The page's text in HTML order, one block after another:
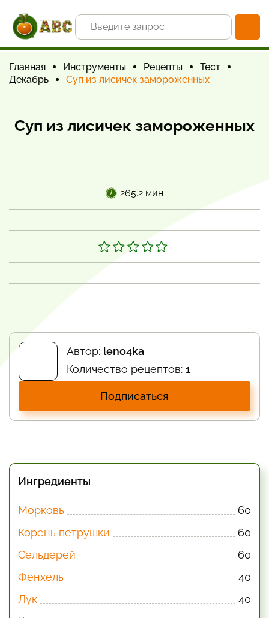
Главная Инструменты Рецепты
Тест
Декабрь
Суп из лисичек замороженных
Суп из лисичек замороженных
265.2 мин
Автор: leno4ka
Количество рецептов: 1
Подписаться
Ингредиенты
Морковь
60
Корень петрушки
60
Сельдерей
60
Фенхель
40
Лук
40